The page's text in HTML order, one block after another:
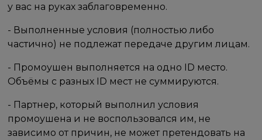
у вас на руках заблаговременно.
- Выполненные условия (полностью либо
частично) не подлежат передаче другим лицам.
- Промоушен выполняется на одно ID место.
Объёмы с разных ID мест не суммируются.
- Партнер, который выполнил условия
промоушена и не воспользовался им, не
зависимо от причин, не может претендовать на